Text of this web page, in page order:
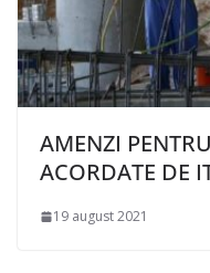
AMENZI
ACORDATE DE
19 august 2021